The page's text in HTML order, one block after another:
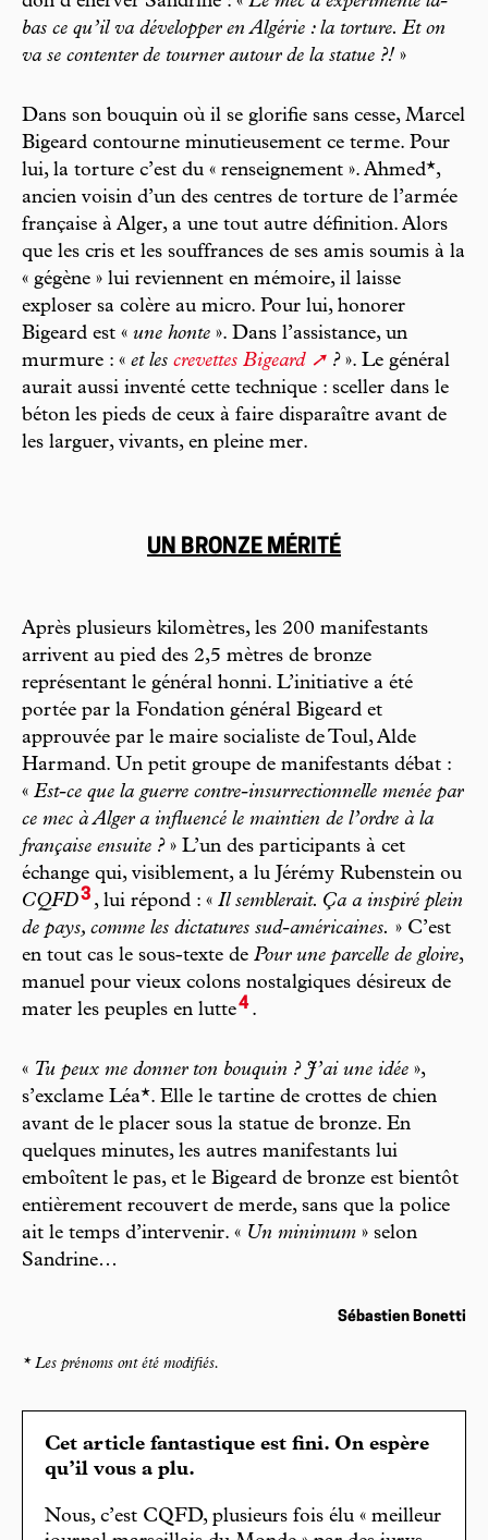
bas ce qu’il va développer en Algérie : la torture. Et on
va se contenter de tourner autour de la statue ?! »
Dans son bouquin où il se glorifie sans cesse, Marcel
Bigeard contourne minutieusement ce terme. Pour
lui, la torture c’est du « renseignement ». Ahmed*,
ancien voisin d’un des centres de torture de l’armée
française à Alger, a une tout autre définition. Alors
que les cris et les souffrances de ses amis soumis à la
« gégène » lui reviennent en mémoire, il laisse
exploser sa colère au micro. Pour lui, honorer
Bigeard est « une honte ». Dans l’assistance, un
murmure : « et les crevettes Bigeard ?». Le général
aurait aussi inventé cette technique : sceller dans le
béton les pieds de ceux à faire disparaître avant de
les larguer, vivants, en pleine mer.
UN BRONZE MÉRITÉ
Après plusieurs kilomètres, les 200 manifestants
arrivent au pied des 2,5 mètres de bronze
représentant le général honni. L’initiative a été
portée par la Fondation général Bigeard et
approuvée par le maire socialiste de Toul, Alde
Harmand. Un petit groupe de manifestants débat :
« Est-ce que la guerre contre-insurrectionnelle menée par
ce mec à Alger a influencé le maintien de l’ordre à la
française ensuite ?» L’un des participants à cet
échange qui, visiblement, a lu Jérémy Rubenstein ou
CQFD3 , lui répond : « Il semblerait. Ça a inspiré plein
de pays, comme les dictatures sud-américaines. » C’est
en tout cas le sous-texte de Pour une parcelle de gloire,
manuel pour vieux colons nostalgiques désireux de
mater les peuples en lutte4.
« Tu peux me donner ton bouquin ? J’ai une idée »,
s’exclame Léa*. Elle le tartine de crottes de chien
avant de le placer sous la statue de bronze. En
quelques minutes, les autres manifestants lui
emboîtent le pas, et le Bigeard de bronze est bientôt
entièrement recouvert de merde, sans que la police
ait le temps d’intervenir. « Un minimum » selon
Sandrine…
Sébastien Bonetti
* Les prénoms ont été modifiés.
Cet article fantastique est fini. On espère
qu’il vous a plu.
Nous, c’est CQFD, plusieurs fois élu « meilleur